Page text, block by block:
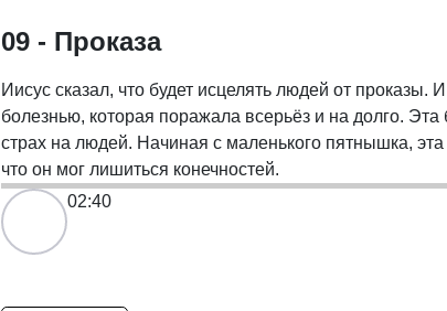
09 - Проказа
Иисус сказал, что будет исцелять людей от проказы.
болезнью, которая поражала всерьёз и на долго.
страх на людей. Начиная с маленького пятнышка,
что он мог лишиться конечностей.
02:40